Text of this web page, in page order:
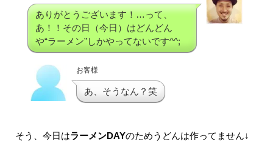
ありがとうございます！…って、
あ！！その日（今日）はどんどん
や“ラーメン”しかやってないです^^;
お客様
あ、そうなん？笑
そう、今日はラーメンDAYのためうどんは作ってません↓